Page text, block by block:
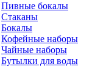
Пивные бокалы
Стаканы
Бокалы
Кофейные наборы
Чайные наборы
Бутылки для воды